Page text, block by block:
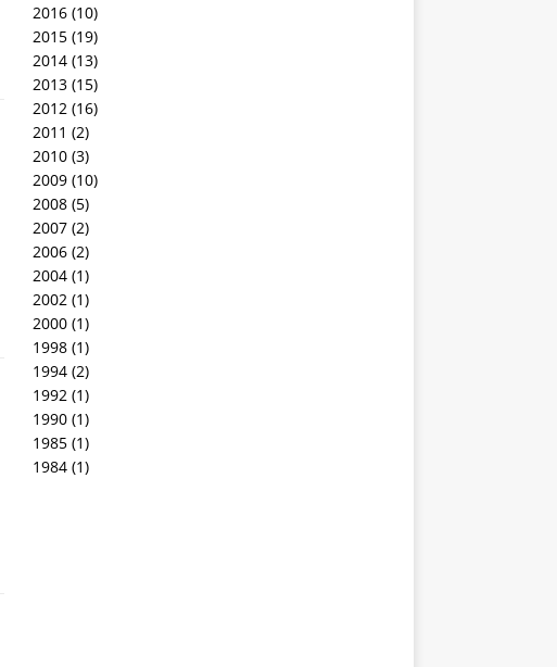
2016(10)
2015(19)
2014(13)
2013(15)
2012 (16)
2011 (2)
2010(3)
2009(10)
2008(5)
2007(2)
2006(2)
2004(1)
2002 (1)
2000(1)
1998(1)
1994(2)
1992 (1)
1990(1)
1985(1)
1984(1)